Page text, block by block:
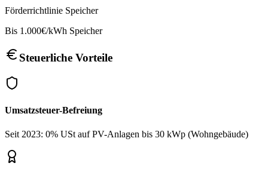
Förderrichtlinie Speicher
Bis 1.000€/kWh Speicher
Steuerliche Vorteile
Umsatzsteuer-Befreiung
Seit 2023: 0% USt auf PV-Anlagen bis 30 kWp (Wohngebäude)